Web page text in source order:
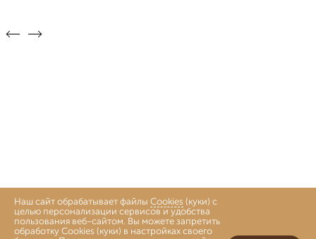
Наш сайт обрабатывает файлы Cookies (куки) с
целью персонализации сервисов и удобства
пользования веб-сайтом. Вы можете запретить
обработку Cookies (куки) в настройках своего